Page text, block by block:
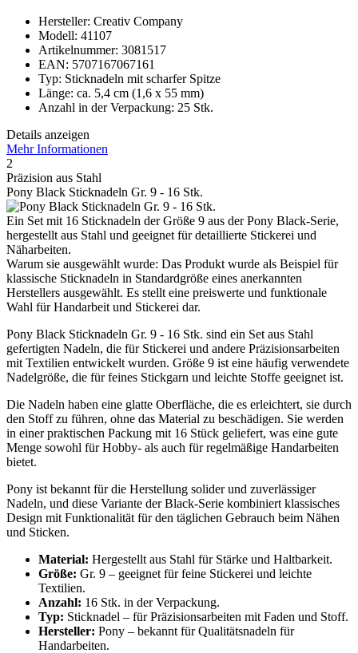
Hersteller: Creativ Company
Modell: 41107
Artikelnummer: 3081517
EAN: 5707167067161
Typ: Sticknadeln mit scharfer Spitze
Länge: ca. 5,4 cm (1,6 x 55 mm)
Anzahl in der Verpackung: 25 Stk.
Details anzeigen
Mehr Informationen
2
Präzision aus Stahl
Pony Black Sticknadeln Gr. 9 - 16 Stk.
Ein Set mit 16 Sticknadeln der Größe 9 aus der Pony Black-Serie,
hergestellt aus Stahl und geeignet für detaillierte Stickerei und
Näharbeiten.
Warum sie ausgewählt wurde: Das Produkt wurde als Beispiel für
klassische Sticknadeln in Standardgröße eines anerkannten
Herstellers ausgewählt. Es stellt eine preiswerte und funktionale
Wahl für Handarbeit und Stickerei dar.
Pony Black Sticknadeln Gr. 9 - 16 Stk. sind ein Set aus Stahl
gefertigten Nadeln, die für Stickerei und andere Präzisionsarbeiten
mit Textilien entwickelt wurden. Größe 9 ist eine häufig verwendete
Nadelgröße, die für feines Stickgarn und leichte Stoffe geeignet ist.
Die Nadeln haben eine glatte Oberfläche, die es erleichtert, sie durch
den Stoff zu führen, ohne das Material zu beschädigen. Sie werden
in einer praktischen Packung mit 16 Stück geliefert, was eine gute
Menge sowohl für Hobby- als auch für regelmäßige Handarbeiten
bietet.
Pony ist bekannt für die Herstellung solider und zuverlässiger
Nadeln, und diese Variante der Black-Serie kombiniert klassisches
Design mit Funktionalität für den täglichen Gebrauch beim Nähen
und Sticken.
Material: Hergestellt aus Stahl für Stärke und Haltbarkeit.
Größe: Gr. 9 – geeignet für feine Stickerei und leichte
Textilien.
Anzahl: 16 Stk. in der Verpackung.
Typ: Sticknadel – für Präzisionsarbeiten mit Faden und Stoff.
Hersteller: Pony – bekannt für Qualitätsnadeln für
Handarbeiten.